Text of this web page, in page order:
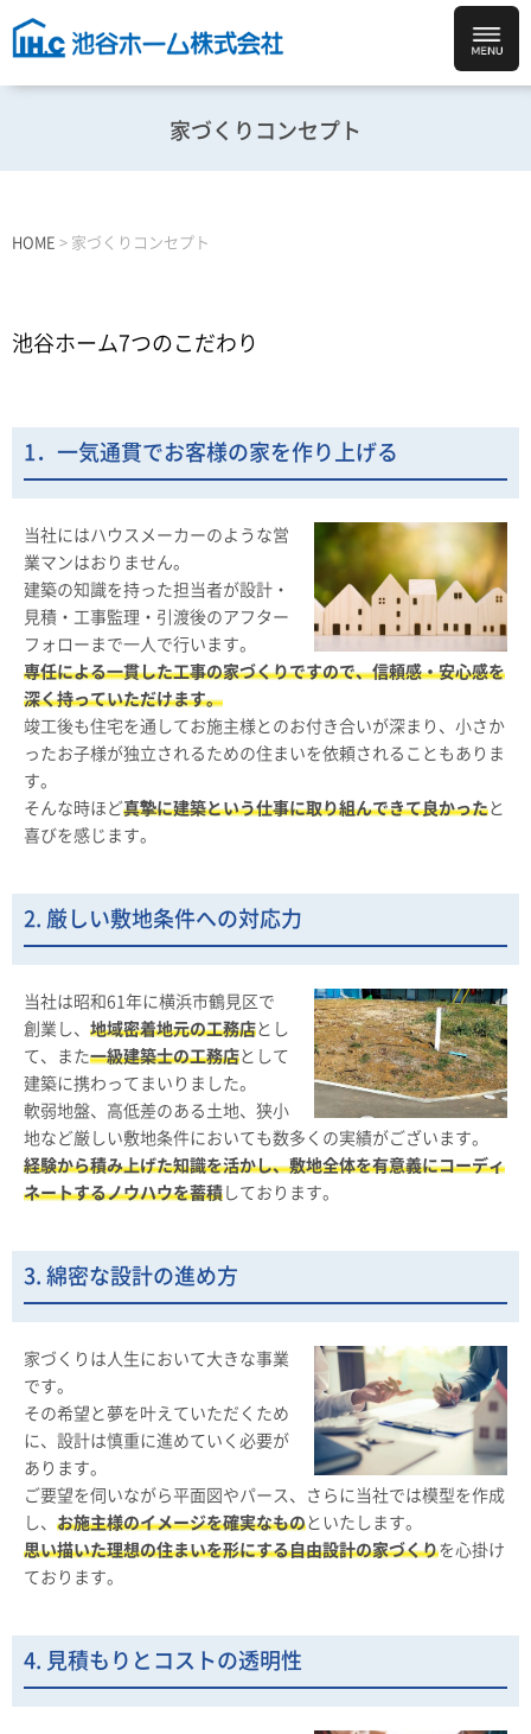
家づくりコンセプト
HOME > 家づくりコンセプト
池谷ホーム7つのこだわり
1．一気通貫でお客様の家を作り上げる
当社にはハウスメーカーのような営
業マンはおりません。
建築の知識を持った担当者が設計・
見積・工事監理・引渡後のアフター
フォローまで一人で行います。
専任による一貫した工事の家づくりですので、信頼感・安心感を
深く持っていただけます。
竣工後も住宅を通してお施主様とのお付き合いが深まり、小さか
ったお子様が独立されるための住まいを依頼されることもありま
す。
そんな時ほど真摯に建築という仕事に取り組んできて良かったと
喜びを感じます。
2. 厳しい敷地条件への対応力
当社は昭和61年に横浜市鶴見区で
創業し、 地域密着地元の工務店とし
て、また一級建築士の工務店として
建築に携わってまいりました。
軟弱地盤、高低差のある土地、狭小
地など厳しい敷地条件においても数多くの実績がございます。
経験から積み上げた知識を活かし、敷地全体を有意義にコーディ
ネートするノウハウを蓄積 しております。
3. 綿密な設計の進め方
家づくりは人生において大きな事業
です。
その希望と夢を叶えていただくため
に、設計は慎重に進めていく必要が
あります。
ご要望を伺いながら平面図やパース、さらに当社では模型を作成
し、 お施主様のイメージを確実なものといたします。
思い描いた理想の住まいを形にする自由設計の家づくりを心掛け
ております。
4. 見積もりとコストの透明性